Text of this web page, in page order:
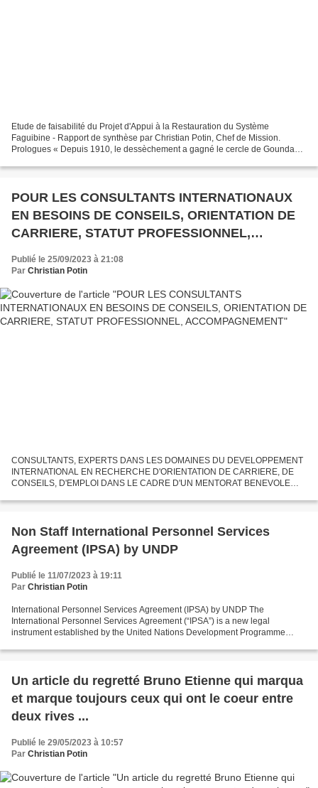
Etude de faisabilité du Projet d'Appui à la Restauration du Système
Faguibine - Rapport de synthèse par Christian Potin, Chef de Mission.
Prologues « Depuis 1910, le dessèchement a gagné le cercle de Goundam,
POUR LES CONSULTANTS INTERNATIONAUX
EN BESOINS DE CONSEILS, ORIENTATION DE
CARRIERE, STATUT PROFESSIONNEL,
Publié le 25/09/2023 à 21:08
Par Christian Potin
CONSULTANTS, EXPERTS DANS LES DOMAINES DU DEVELOPPEMENT
INTERNATIONAL EN RECHERCHE D'ORIENTATION DE CARRIERE, DE
CONSEILS, D'EMPLOI DANS LE CADRE D'UN MENTORAT BENEVOLE
rubrique les commentaires...
Non Staff International Personnel Services
Agreement (IPSA) by UNDP
Publié le 11/07/2023 à 19:11
Par Christian Potin
International Personnel Services Agreement (IPSA) by UNDP The
International Personnel Services Agreement (“IPSA”) is a new legal
instrument established by the United Nations Development Programme
Un article du regretté Bruno Etienne qui marqua
et marque toujours ceux qui ont le coeur entre
deux rives ...
Publié le 29/05/2023 à 10:57
Par Christian Potin